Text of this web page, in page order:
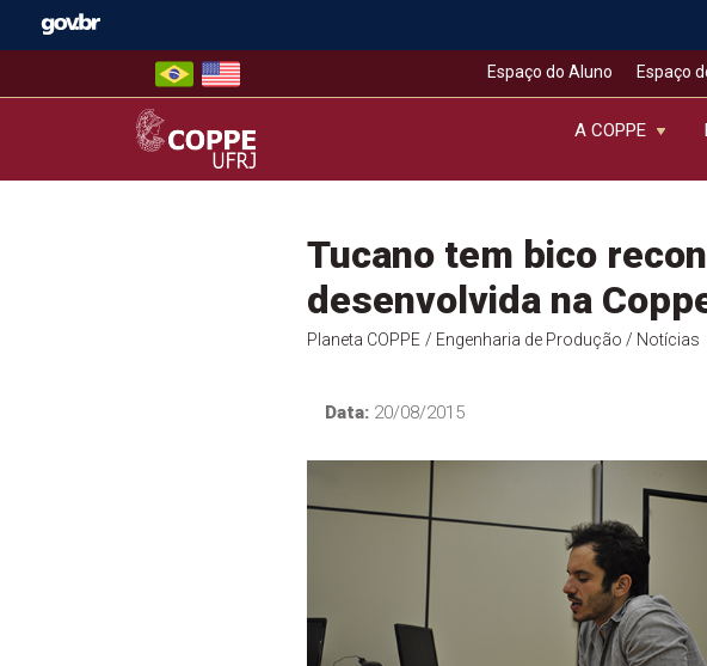
Espaço do Aluno Espaço
COPPE – UFRJ
A COPPE
Tucano tem bico
desenvolvida na
Planeta COPPE / Engenharia de Produção / Notícias
Data:20/08/2015